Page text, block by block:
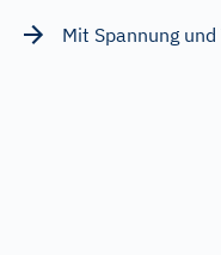
Mit Spannung